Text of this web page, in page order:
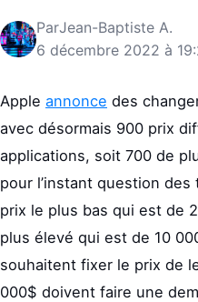
ParJean-Baptiste A.
6 décembre 2022 à
Apple annonce des
avec désormais 900 prix
applications, soit 700 de
pour l’instant question
prix le plus bas qui est de
plus élevé qui est de 10
souhaitent fixer le prix de
000$ doivent faire une